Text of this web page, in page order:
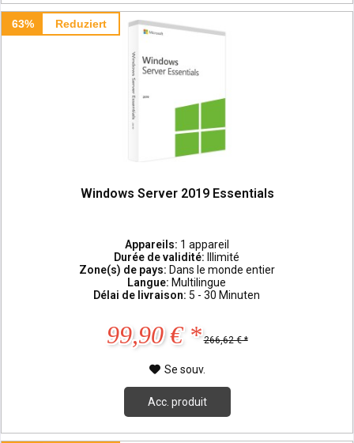
63% Reduziert
Windows Server 2019 Essentials
Appareils: 1 appareil
Durée de validité:
Illimité
Zone(s) de pays: Dans le monde entier
Langue: Multilingue
Délai de livraison: 5 - 30 Minuten
99,90 € * 266,62 € *
Se souv.
Acc. produit